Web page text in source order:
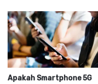
Apakah Smartphone 5G